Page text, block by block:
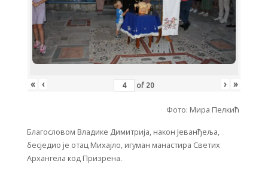
« ‹ of 20 › »
Фото: Мира Пелкић
Благословом Владике Димитрија, након Јеванђеља,
бесједио је отац Михајло, игуман манастира Светих
Архангела код Призрена.